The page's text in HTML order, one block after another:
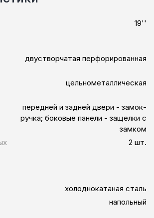
19''
двустворчатая перфорированная
цельнометаллическая
передней и задней двери - замок-
ручка; боковые панели - защелки с
замком
2 шт.
холоднокатаная сталь
напольный